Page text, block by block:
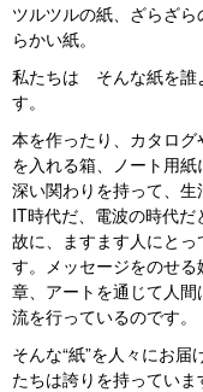
ツルツルの紙、ざらざ
らかい紙。
私たちは そんな紙を誰
す。
本を作ったり、カタロ
を入れる箱、ノート用紙
深い関わりを持って、生
IT時代だ、電波の時代
故に、ますます人にと
す。メッセージをのせ
章、アートを通じて人
流を行っているのです。
そんな“紙”を人々にお
たちは誇りを持っていま